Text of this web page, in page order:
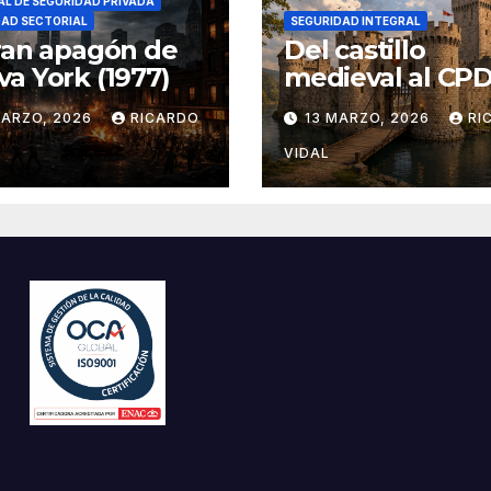
SECTORIAL
apagón de
York (1977)
2026 RICARDO
SEGURIDAD INTEGRAL
Del castillo
medieval al
seguridad por
13 MARZO, 2026
VIDAL